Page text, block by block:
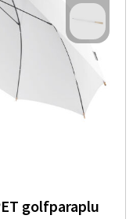
golfparaplu